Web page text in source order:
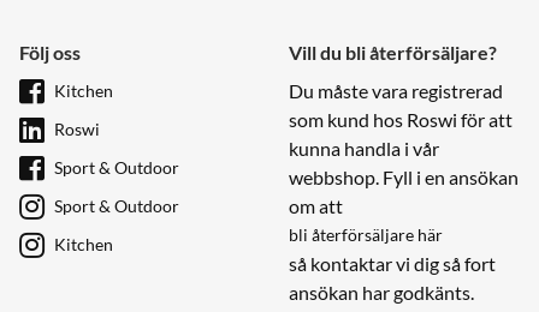
Följ oss
Kitchen
Roswi
Sport & Outdoor
Sport & Outdoor
Kitchen
Vill du bli återförsäljare?
Du måste vara registrerad
som kund hos Roswi för att
kunna handla i vår
webbshop. Fyll i en ansökan
om att
bli återförsäljare här
så kontaktar vi dig så fort
ansökan har godkänts.